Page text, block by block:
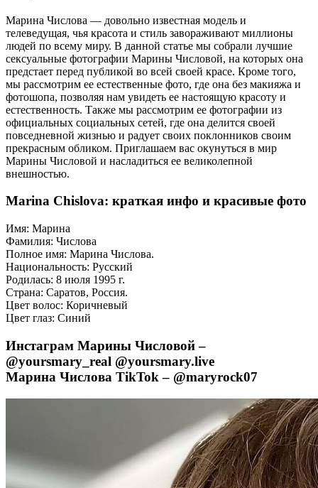
Марина Числова — довольно известная модель и
телеведущая, чья красота и стиль завораживают миллионы
людей по всему миру. В данной статье мы собрали лучшие
сексуальные фотографии Марины Числовой, на которых она
предстает перед публикой во всей своей красе. Кроме того,
мы рассмотрим ее естественные фото, где она без макияжа и
фотошопа, позволяя нам увидеть ее настоящую красоту и
естественность. Также мы рассмотрим ее фотографии из
официальных социальных сетей, где она делится своей
повседневной жизнью и радует своих поклонников своим
прекрасным обликом. Приглашаем вас окунуться в мир
Марины Числовой и насладиться ее великолепной
внешностью.
Marina Chislova: краткая инфо и красивые фото
Имя: Марина
Фамилия: Числова
Полное имя: Марина Числова.
Национальность: Русский
Родилась: 8 июля 1995 г.
Страна: Саратов, Россия.
Цвет волос: Коричневый
Цвет глаз: Синий
Инстаграм Марины Числовой –
@yoursmary_real @yoursmary.live
Марина Числова TikTok – @maryrock07